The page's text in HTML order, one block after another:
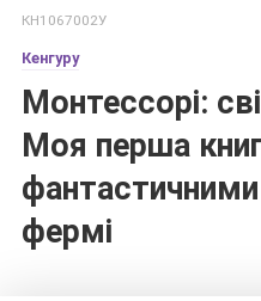
КН1067002У
Кенгуру
Монтессорі:
Моя перша
фермі